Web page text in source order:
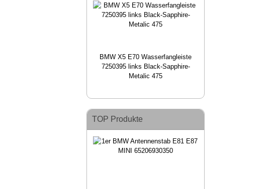
BMW X5 E70 Wasserfangleiste
7250395 links Black-Sapphire-
Metalic 475
TOP Produkte